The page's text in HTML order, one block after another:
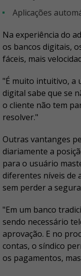
Aplicações
Na experiência do
os bancos digitais,
fáceis, mais
"É muito intuitivo, a
digital sabe que se
o cliente não tem
resolver."
Outras vantanges
diariamente a
para o usuário
diferentes níveis de
sem perder a
"Em um banco
sendo necessário
aprovação. E no
contas, o síndico
os pagamentos,